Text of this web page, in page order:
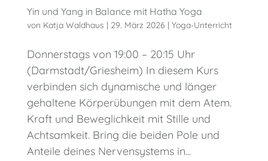
Yin und Yang in Balance mit Hatha Yoga
von Katja Waldhaus | 29. März 2026 | Yoga-Unterricht
Donnerstags von 19:00 – 20:15 Uhr
(Darmstadt/Griesheim) In diesem Kurs
verbinden sich dynamische und länger
gehaltene Körperübungen mit dem Atem.
Kraft und Beweglichkeit mit Stille und
Achtsamkeit. Bring die beiden Pole und
Anteile deines Nervensystems in...